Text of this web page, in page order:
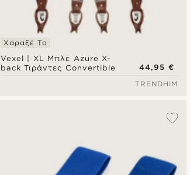
Vexel | XL Μπλε Azure X-
back Τιράντες Convertible
Χάραξέ Το
44,95 €
TRENDHIM